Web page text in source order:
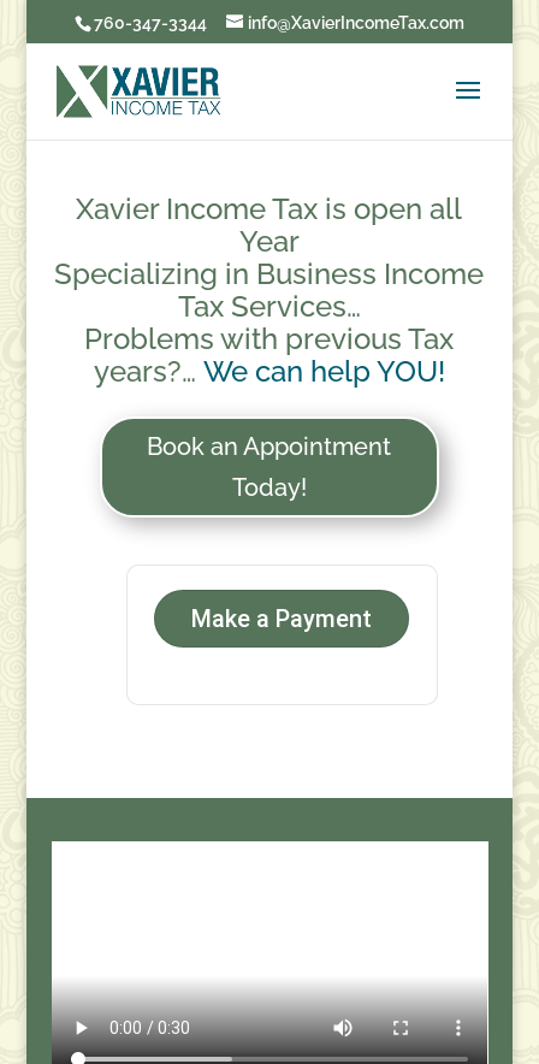
760-347-3344 info@XavierIncomeTax.com
Xavier Income Tax is open all
Year
Specializing in Business Income
Tax Services…
Problems with previous Tax
years?… We can help YOU!
Book an Appointment
Today!
Make a Payment